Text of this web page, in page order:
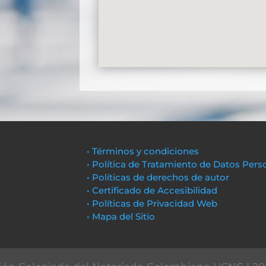
• Términos y condiciones
• Política de Tratamiento de Datos
• Políticas de derechos de autor
• Certificado de Accesibilidad
• Políticas de Privacidad Web
• Mapa del Sitio